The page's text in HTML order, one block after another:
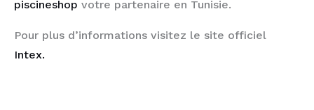
piscineshop votre partenaire en Tunisie.
Pour plus d’informations visitez le site officiel
Intex.